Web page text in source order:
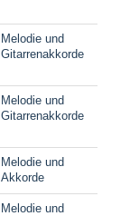
Melodie und
Gitarrenakkorde
Melodie und
Gitarrenakkorde
Melodie und
Akkorde
Melodie und